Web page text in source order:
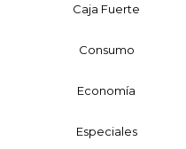
Caja Fuerte
Consumo
Economía
Especiales